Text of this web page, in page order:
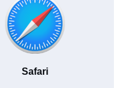
Safari